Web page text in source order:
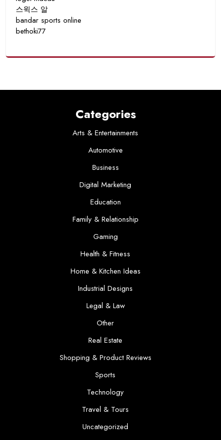
스윅스 알
bandar sports online
bethoki77
Categories
Arts & Entertainments
Automotive
Business
Digital Marketing
Education
Family & Relationship
Gaming
Health & Fitness
Home & Kitchen Ideas
Industrial Designs
Legal & Law
Other
Real Estate
Shopping & Product Reviews
Sports
Technology
Travel & Tours
Uncategorized